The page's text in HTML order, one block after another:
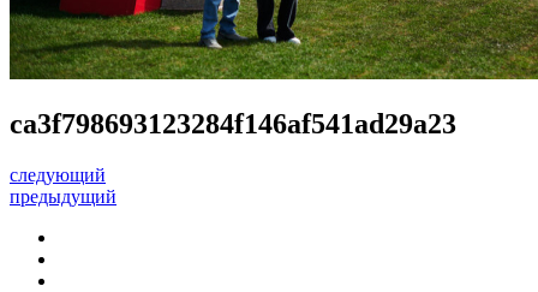
ca3f798693123284f146af541ad29a23
следующий
предыдущий